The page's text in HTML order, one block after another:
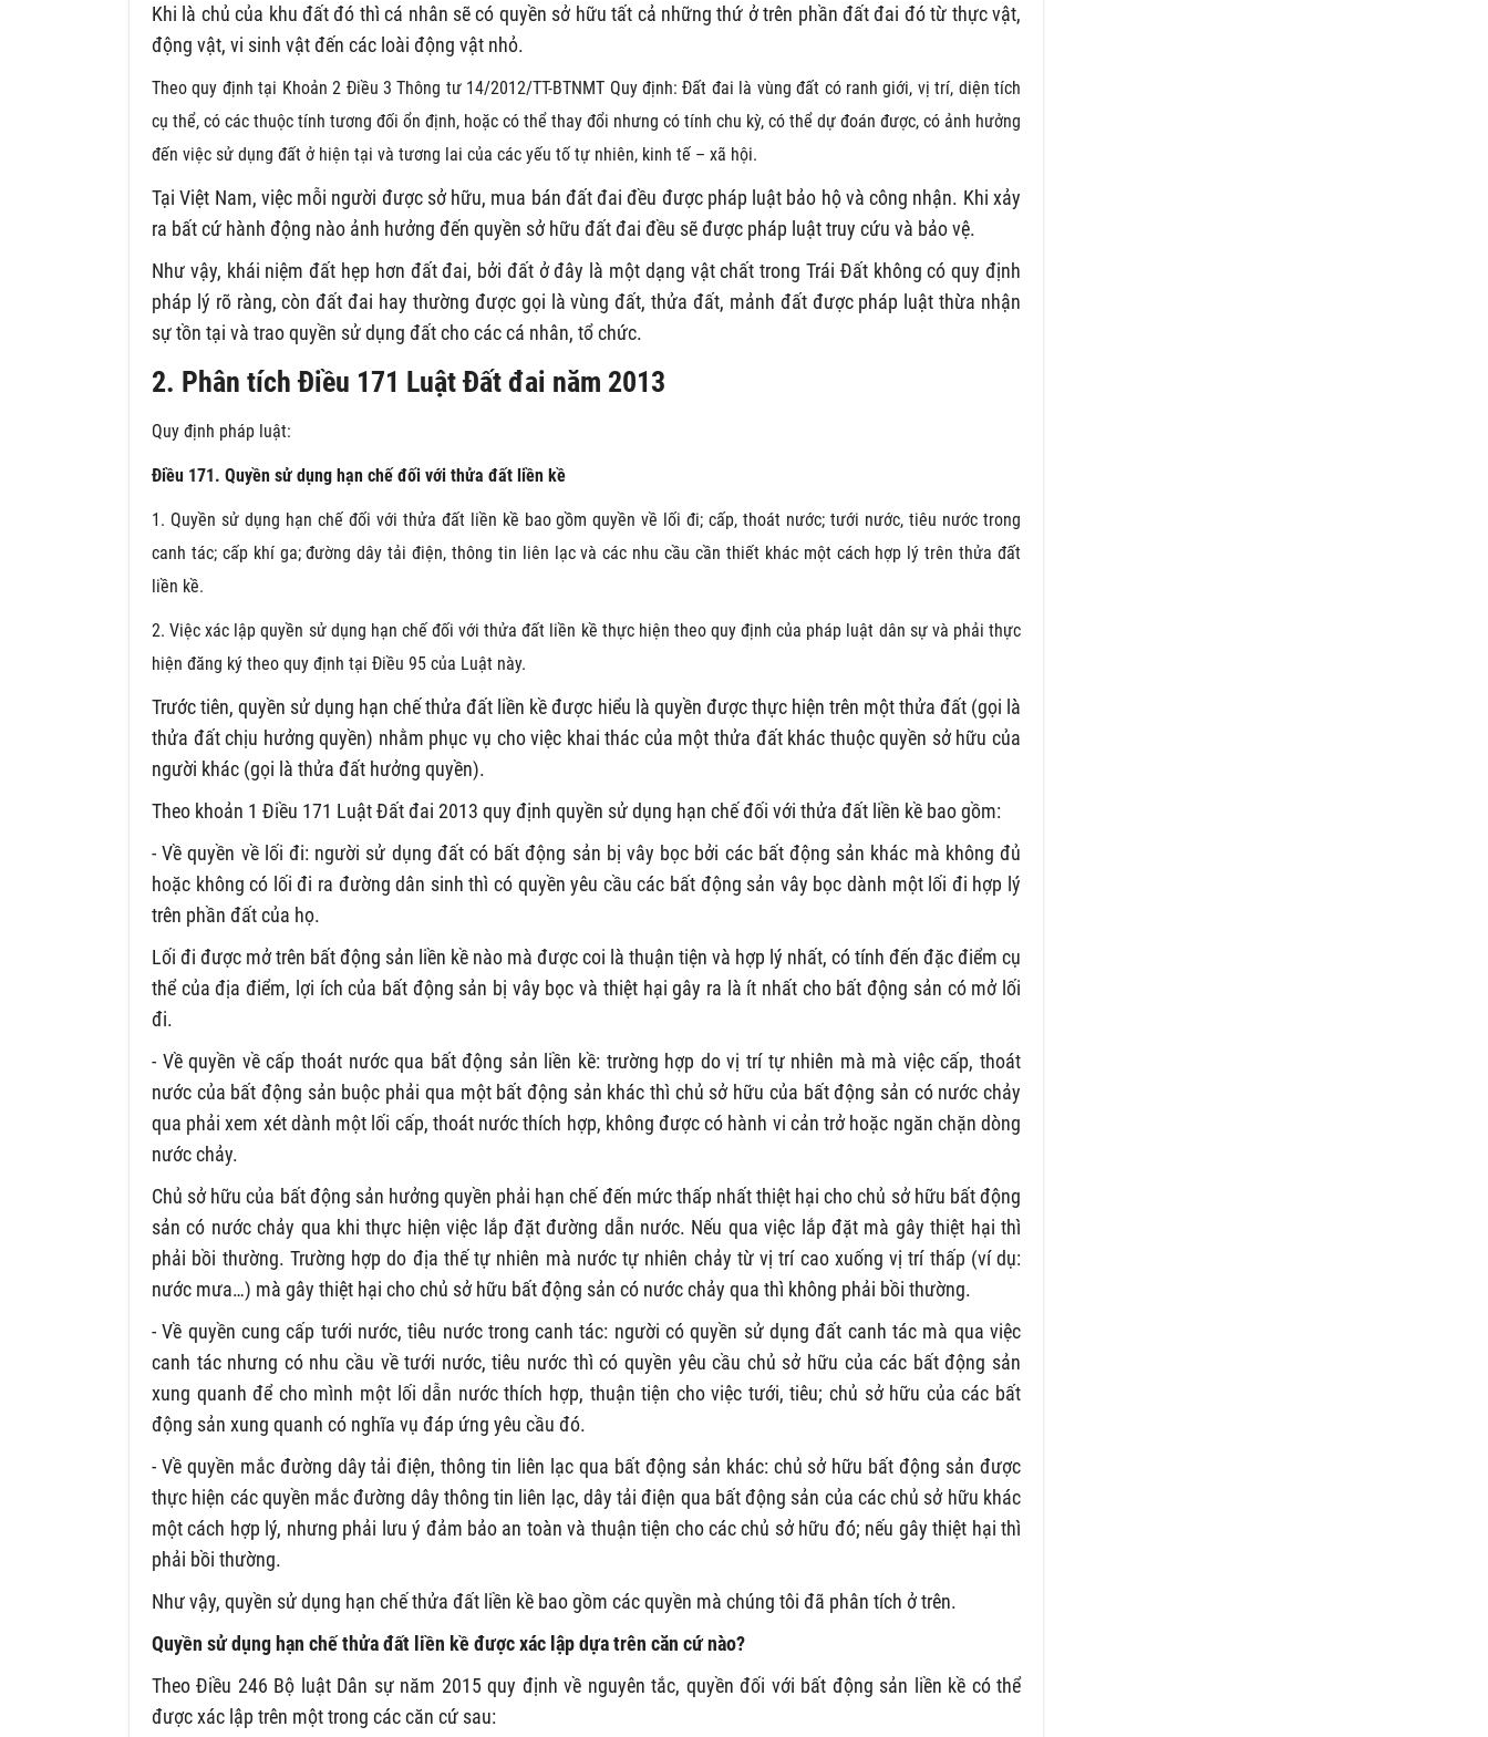
Khi là chủ của khu đất đó thì cá nhân sẽ có quyền sở hữu tất cả những thứ ở trên phần đất đai đó từ thực vật,
động vật, vi sinh vật đến các loài động vật nhỏ.
Theo quy định tại Khoản 2 Điều 3 Thông tư 14/2012/TT-BTNMT Quy định: Đất đai là vùng đất có ranh giới, vị trí, diện tích
cụ thể, có các thuộc tính tương đối ổn định, hoặc có thể thay đổi nhưng có tính chu kỳ, có thể dự đoán được, có ảnh hưởng
đến việc sử dụng đất ở hiện tại và tương lai của các yếu tố tự nhiên, kinh tế – xã hội.
Tại Việt Nam, việc mỗi người được sở hữu, mua bán đất đai đều được pháp luật bảo hộ và công nhận. Khi xảy
ra bất cứ hành động nào ảnh hưởng đến quyền sở hữu đất đai đều sẽ được pháp luật truy cứu và bảo vệ.
Như vậy, khái niệm đất hẹp hơn đất đai, bởi đất ở đây là một dạng vật chất trong Trái Đất không có quy định
pháp lý rõ ràng, còn đất đai hay thường được gọi là vùng đất, thửa đất, mảnh đất được pháp luật thừa nhận
sự tồn tại và trao quyền sử dụng đất cho các cá nhân, tổ chức.
2. Phân tích Điều 171 Luật Đất đai năm 2013
Quy định pháp luật:
Điều 171. Quyền sử dụng hạn chế đối với thửa đất liền kề
1. Quyền sử dụng hạn chế đối với thửa đất liền kề bao gồm quyền về lối đi; cấp, thoát nước; tưới nước, tiêu nước trong
canh tác; cấp khí ga; đường dây tải điện, thông tin liên lạc và các nhu cầu cần thiết khác một cách hợp lý trên thửa đất
liền kề.
2. Việc xác lập quyền sử dụng hạn chế đối với thửa đất liền kề thực hiện theo quy định của pháp luật dân sự và phải thực
hiện đăng ký theo quy định tại Điều 95 của Luật này.
Trước tiên, quyền sử dụng hạn chế thửa đất liền kề được hiểu là quyền được thực hiện trên một thửa đất (gọi là
thửa đất chịu hưởng quyền) nhằm phục vụ cho việc khai thác của một thửa đất khác thuộc quyền sở hữu của
người khác (gọi là thửa đất hưởng quyền).
Theo khoản 1 Điều 171 Luật Đất đai 2013 quy định quyền sử dụng hạn chế đối với thửa đất liền kề bao gồm:
- Về quyền về lối đi: người sử dụng đất có bất động sản bị vây bọc bởi các bất động sản khác mà không đủ
hoặc không có lối đi ra đường dân sinh thì có quyền yêu cầu các bất động sản vây bọc dành một lối đi hợp lý
trên phần đất của họ.
Lối đi được mở trên bất động sản liền kề nào mà được coi là thuận tiện và hợp lý nhất, có tính đến đặc điểm cụ
thể của địa điểm, lợi ích của bất động sản bị vây bọc và thiệt hại gây ra là ít nhất cho bất động sản có mở lối
đi.
- Về quyền về cấp thoát nước qua bất động sản liền kề: trường hợp do vị trí tự nhiên mà mà việc cấp, thoát
nước của bất động sản buộc phải qua một bất động sản khác thì chủ sở hữu của bất động sản có nước chảy
qua phải xem xét dành một lối cấp, thoát nước thích hợp, không được có hành vi cản trở hoặc ngăn chặn dòng
nước chảy.
Chủ sở hữu của bất động sản hưởng quyền phải hạn chế đến mức thấp nhất thiệt hại cho chủ sở hữu bất động
sản có nước chảy qua khi thực hiện việc lắp đặt đường dẫn nước. Nếu qua việc lắp đặt mà gây thiệt hại thì
phải bồi thường. Trường hợp do địa thế tự nhiên mà nước tự nhiên chảy từ vị trí cao xuống vị trí thấp (ví dụ:
nước mưa…) mà gây thiệt hại cho chủ sở hữu bất động sản có nước chảy qua thì không phải bồi thường.
- Về quyền cung cấp tưới nước, tiêu nước trong canh tác: người có quyền sử dụng đất canh tác mà qua việc
canh tác nhưng có nhu cầu về tưới nước, tiêu nước thì có quyền yêu cầu chủ sở hữu của các bất động sản
xung quanh để cho mình một lối dẫn nước thích hợp, thuận tiện cho việc tưới, tiêu; chủ sở hữu của các bất
động sản xung quanh có nghĩa vụ đáp ứng yêu cầu đó.
- Về quyền mắc đường dây tải điện, thông tin liên lạc qua bất động sản khác: chủ sở hữu bất động sản được
thực hiện các quyền mắc đường dây thông tin liên lạc, dây tải điện qua bất động sản của các chủ sở hữu khác
một cách hợp lý, nhưng phải lưu ý đảm bảo an toàn và thuận tiện cho các chủ sở hữu đó; nếu gây thiệt hại thì
phải bồi thường.
Như vậy, quyền sử dụng hạn chế thửa đất liền kề bao gồm các quyền mà chúng tôi đã phân tích ở trên.
Quyền sử dụng hạn chế thửa đất liền kề được xác lập dựa trên căn cứ nào?
Theo Điều 246 Bộ luật Dân sự năm 2015 quy định về nguyên tắc, quyền đối với bất động sản liền kề có thể
được xác lập trên một trong các căn cứ sau: